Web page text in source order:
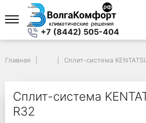
+7 (8442) 505-404
Сплит-система KENTATSU ICHI R32
Главная Сплит-система
Сплит-система
R32